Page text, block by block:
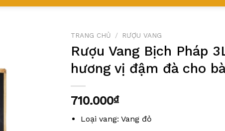
TRANG CHỦ / RƯỢU VANG
Rượu Vang Bịch Pháp
hương vị đậm đà cho
710.000₫
Loại vang: Vang đỏ